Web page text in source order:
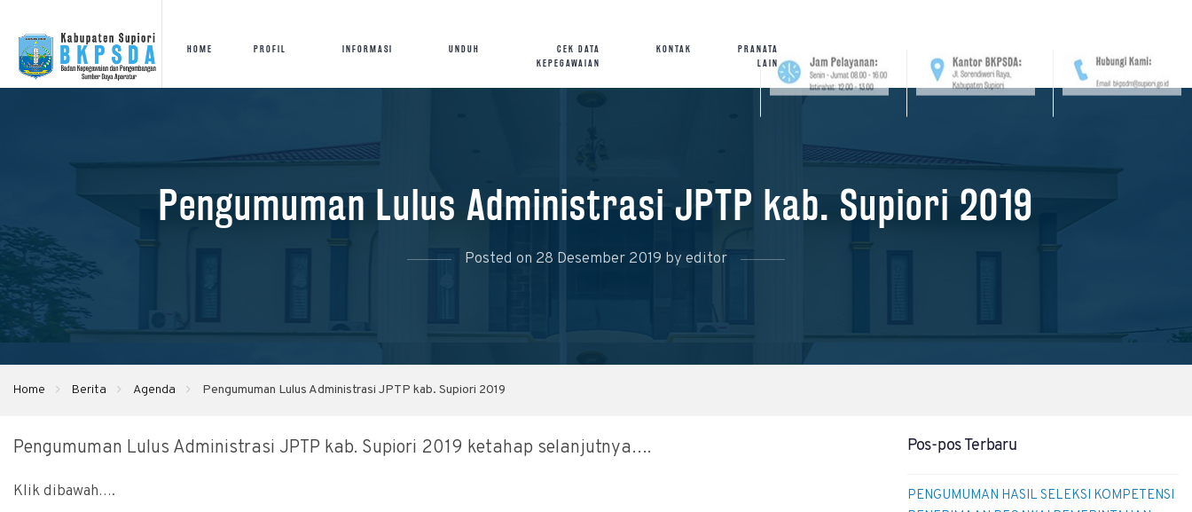
HOME PROFIL INFORMASI UNDUH
CEK DATA
KEPEGAWAIAN
KONTAK
PRANATA
LAIN
Pengumuman Lulus Administrasi JPTP kab. Supiori 2019
Posted on 28 Desember 2019 by editor
Home Berita Agenda Pengumuman Lulus Administrasi JPTP kab. Supiori 2019
Pengumuman Lulus Administrasi JPTP kab. Supiori 2019 ketahap selanjutnya….
Klik dibawah….
Pos-pos Terbaru
PENGUMUMAN HASIL SELEKSI KOMPETENSI